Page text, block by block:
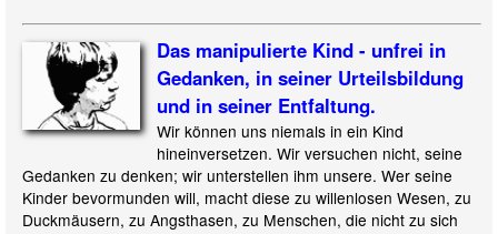
Das manipulierte Kind - unfrei in
Gedanken, in seiner Urteilsbildung
und in seiner Entfaltung.
Wir können uns niemals in ein Kind
hineinversetzen. Wir versuchen nicht, seine
Gedanken zu denken; wir unterstellen ihm unsere. Wer seine
Kinder bevormunden will, macht diese zu willenlosen Wesen, zu
Duckmäusern, zu Angsthasen, zu Menschen, die nicht zu sich